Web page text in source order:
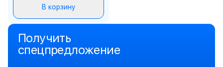
В корзину
Получить
спецпредложение